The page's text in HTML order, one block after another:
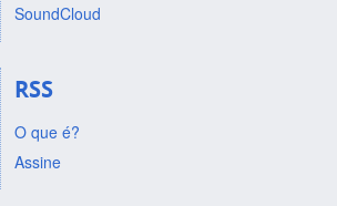
SoundCloud
RSS
O que é?
Assine